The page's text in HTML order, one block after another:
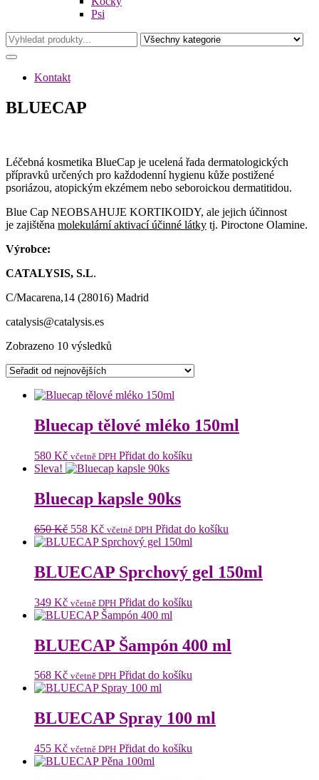
Psi
Kontakt
BLUECAP
Léčebná kosmetika BlueCap je ucelená řada dermatologických
přípravků určených pro každodenní hygienu kůže postižené
psoriázou, atopickým ekzémem nebo seboroickou dermatitidou.
Blue Cap NEOBSAHUJE KORTIKOIDY, ale jejich účinnost
je zajištěna molekulární aktivací účinné látky tj. Piroctone Olamine.
Výrobce:
CATALYSIS, S.L.
C/Macarena,14 (28016) Madrid
catalysis@catalysis.es
Zobrazeno 10 výsledků
Bluecap tělové mléko 150ml
580 Kč včetně DPH Přidat do košíku
Sleva!
Bluecap kapsle 90ks
650Kč Původní
cena
650 Kč.
558 KčAktuální
cena
558 Kč.
včetně DPH Přidat do košíku
BLUECAP Sprchový gel 150ml
349 Kč včetně DPH Přidat do košíku
BLUECAP Šampón 400 ml
568 Kč včetně DPH Přidat do košíku
BLUECAP Spray 100 ml
455 Kč včetně DPH Přidat do košíku